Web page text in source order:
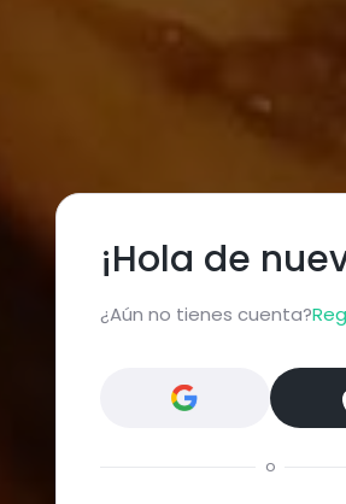
¡Hola de
¿Aún no tienes cuenta?
o